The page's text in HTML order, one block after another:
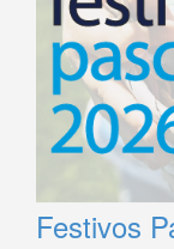
Festivos